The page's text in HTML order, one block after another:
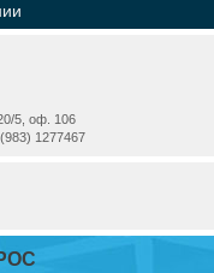
5, оф. 106
1277467